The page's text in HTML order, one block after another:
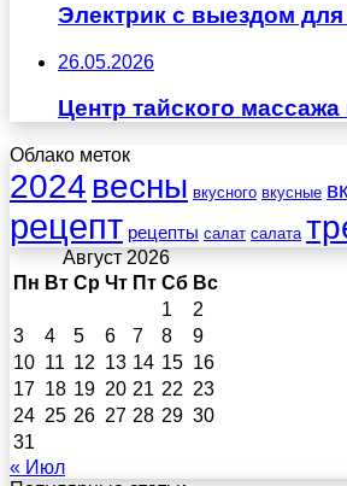
Электрик с выездом
26.05.2026
Центр тайского
Облако меток
2024 весны вкусного вкусные
рецепт рецепты салат салата
Август 2026
Пн Вт Ср Чт Пт Сб Вс
1
2
3
4 5 6 7 8
9
10 11 12 13 14 15 16
17 18 19 20 21 22 23
24 25 26 27 28 29 30
31
« Июл